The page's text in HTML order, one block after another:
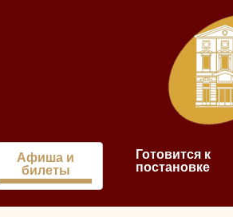
Афиша и
билеты
Готовится к
постановке